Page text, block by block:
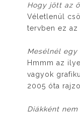
Hogy jött az
Véletlenül
tervben ez az
Mesélnél
Hmmm az
vagyok
2005 óta
Diákként